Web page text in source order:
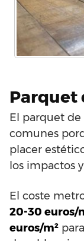
Parquet
El parquet de
comunes
placer
los impactos
El coste
20-30 euros/
euros/m²